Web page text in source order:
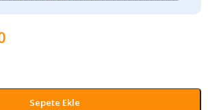
Sepete Ekle